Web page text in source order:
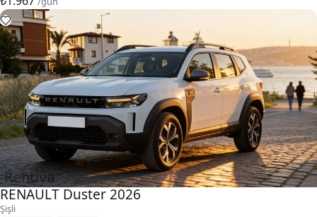
RENAULT Duster 2026
Şişli